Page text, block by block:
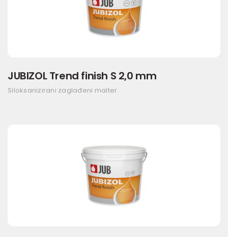
JUBIZOL Trend finish S 2,0 mm
Siloksanizirani zaglađeni malter